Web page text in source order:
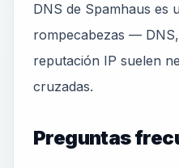
DNS de Spamhaus es
rompecabezas —
reputación IP suelen
cruzadas.
Preguntas